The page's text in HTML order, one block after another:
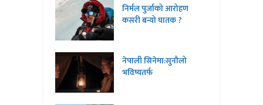
निर्मल पुर्जाको आरोहण
कसरी बन्यो घातक ?
नेपाली सिनेमा:सुनौलो
भविष्यतर्फ